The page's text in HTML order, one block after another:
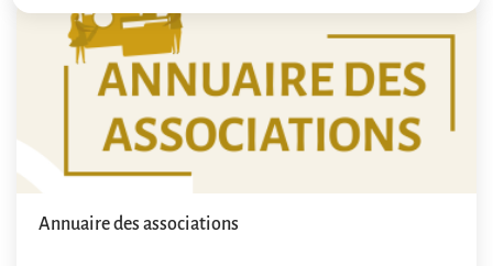
Annuaire des associations